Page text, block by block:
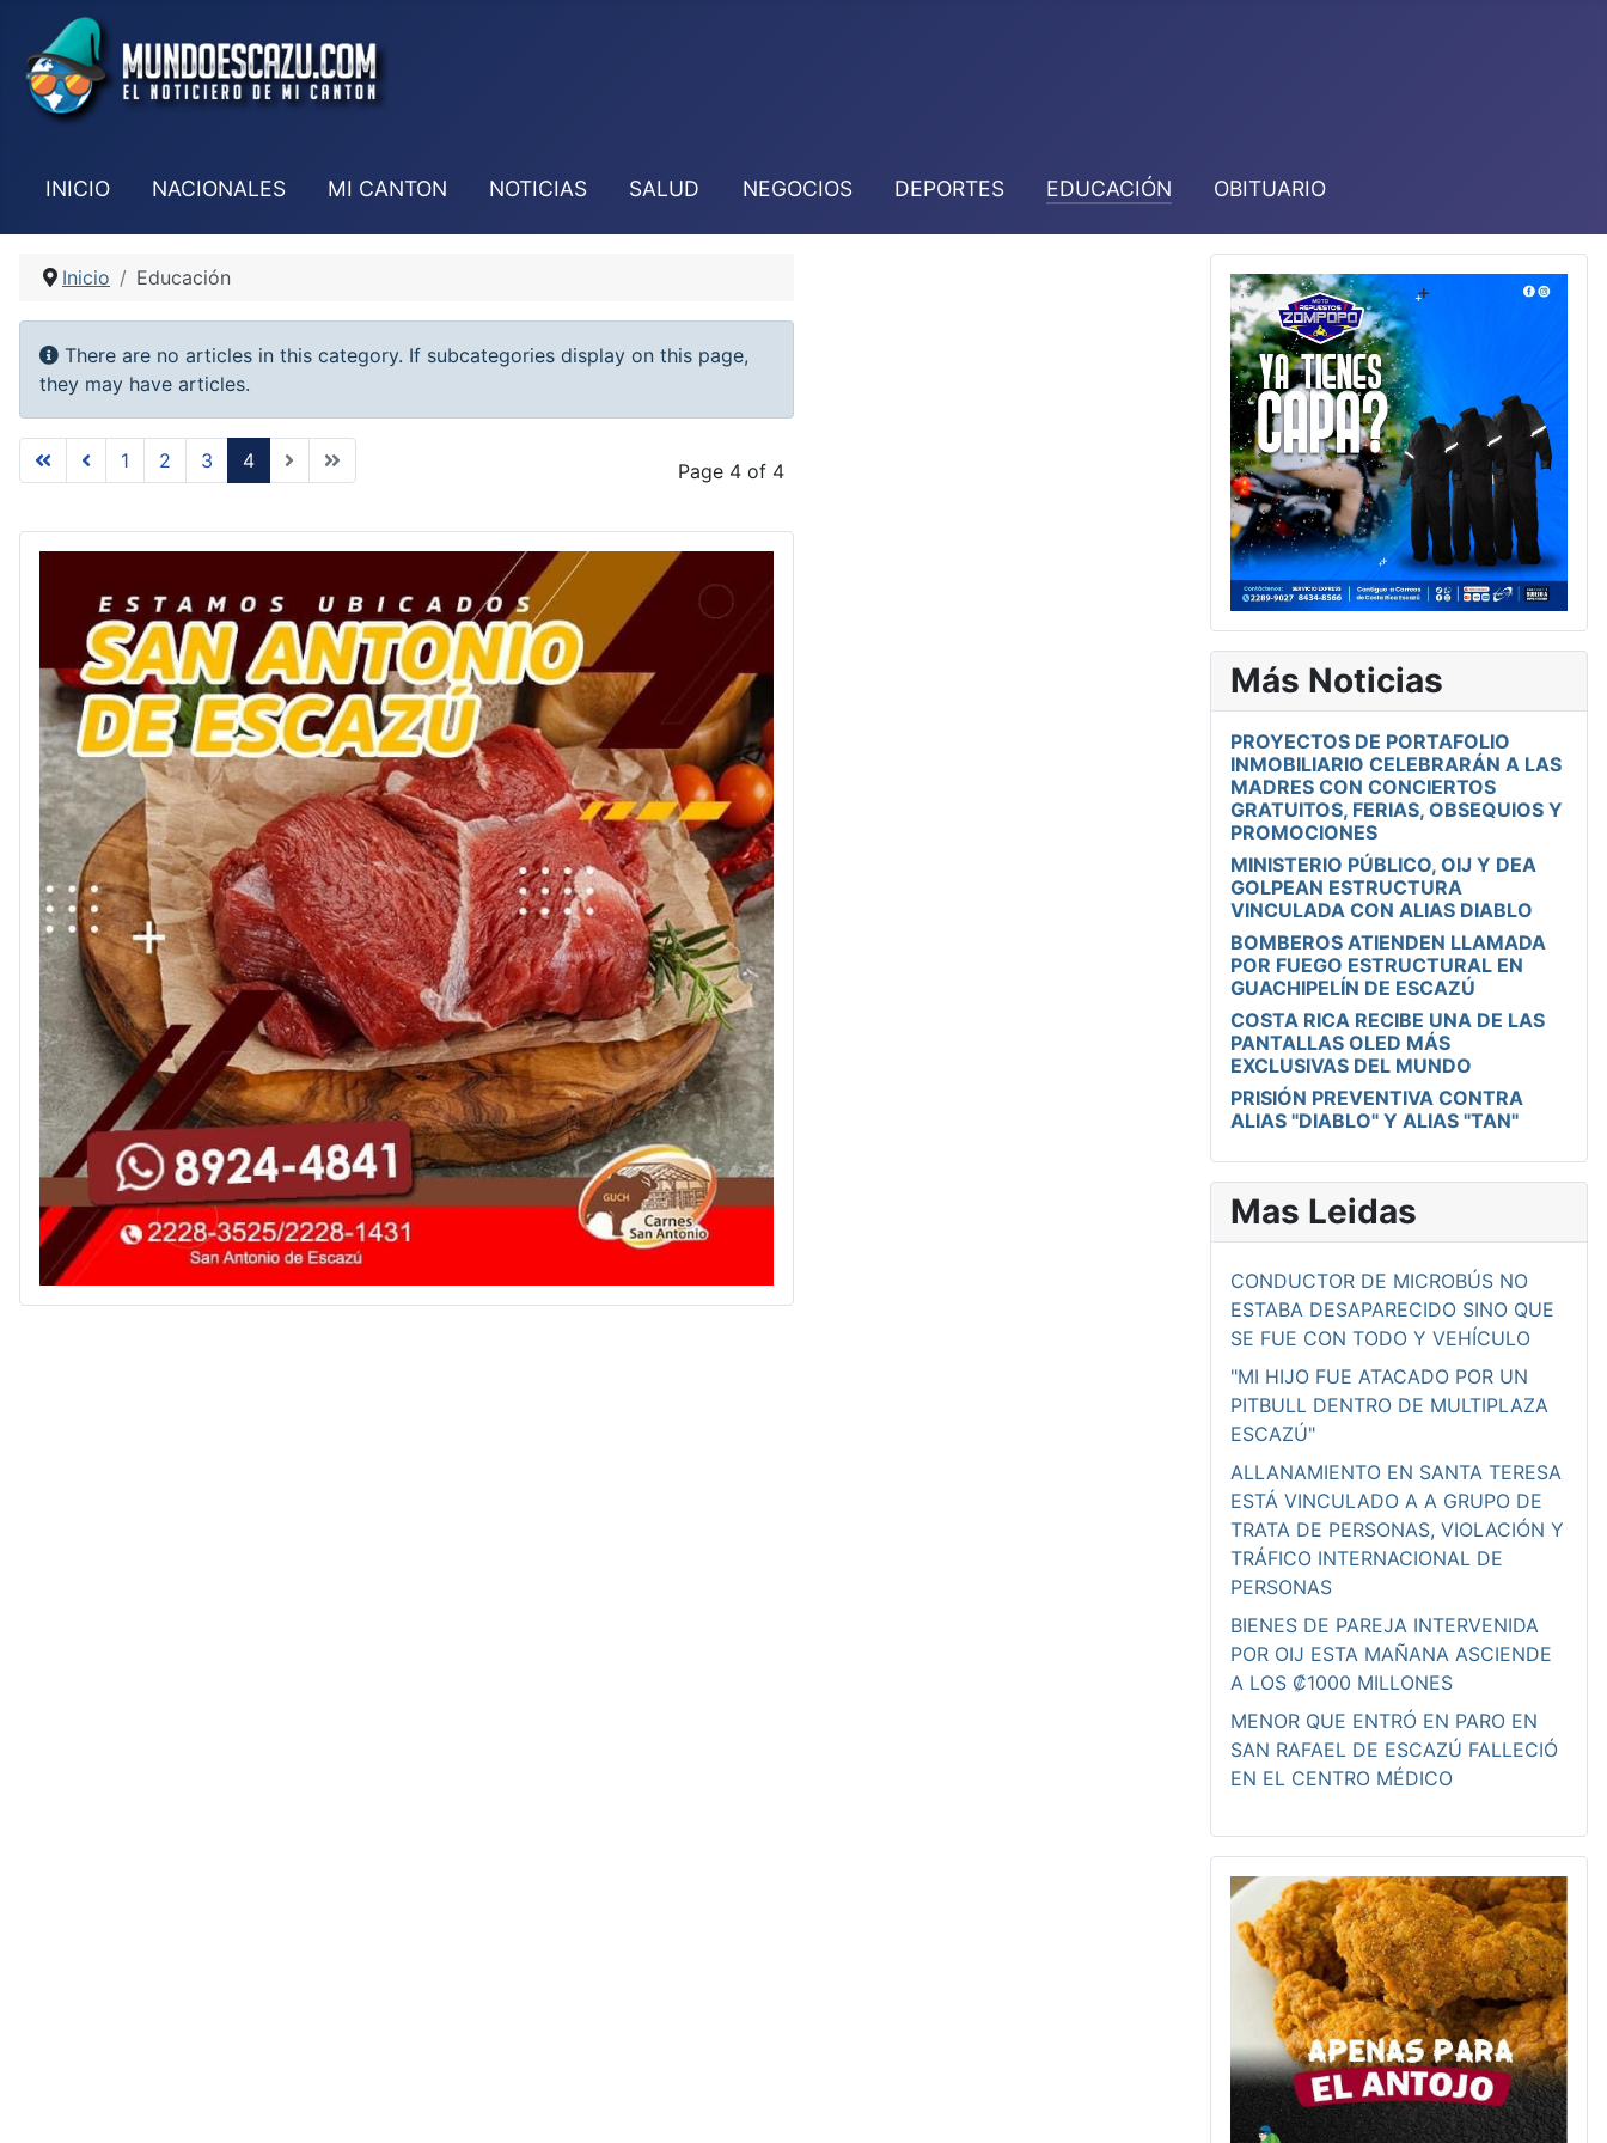
INICIO NACIONALES MI CANTON NOTICIAS SALUD NEGOCIOS DEPORTES EDUCACIÓN OBITUARIO
Inicio Educación
Info
There are no articles in this category. If subcategories display on this page,
they may have articles.
Page 4 of 4
1 2 3 4
Más Noticias
PROYECTOS DE PORTAFOLIO
INMOBILIARIO CELEBRARÁN A LAS
MADRES CON CONCIERTOS
GRATUITOS, FERIAS, OBSEQUIOS Y
PROMOCIONES
MINISTERIO PÚBLICO, OIJ Y DEA
GOLPEAN ESTRUCTURA
VINCULADA CON ALIAS DIABLO
BOMBEROS ATIENDEN LLAMADA
POR FUEGO ESTRUCTURAL EN
GUACHIPELÍN DE ESCAZÚ
COSTA RICA RECIBE UNA DE LAS
PANTALLAS OLED MÁS
EXCLUSIVAS DEL MUNDO
PRISIÓN PREVENTIVA CONTRA
ALIAS "DIABLO" Y ALIAS "TAN"
Mas Leidas
CONDUCTOR DE MICROBÚS NO
ESTABA DESAPARECIDO SINO QUE
SE FUE CON TODO Y VEHÍCULO
"MI HIJO FUE ATACADO POR UN
PITBULL DENTRO DE MULTIPLAZA
ESCAZÚ"
ALLANAMIENTO EN SANTA TERESA
ESTÁ VINCULADO A A GRUPO DE
TRATA DE PERSONAS, VIOLACIÓN Y
TRÁFICO INTERNACIONAL DE
PERSONAS
BIENES DE PAREJA INTERVENIDA
POR OIJ ESTA MAÑANA ASCIENDE
A LOS ₡1000 MILLONES
MENOR QUE ENTRÓ EN PARO EN
SAN RAFAEL DE ESCAZÚ FALLECIÓ
EN EL CENTRO MÉDICO